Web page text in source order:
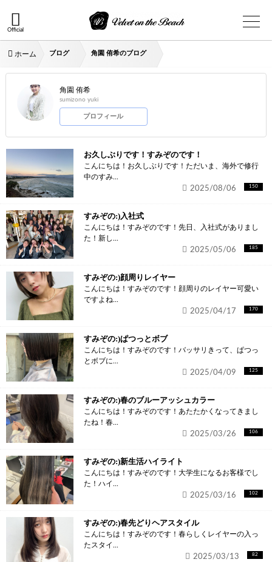
Official
ホーム ブログ 角園 侑希のブログ
角園 侑希
sumizono yuki
プロフィール
お久しぶりです！すみぞのです！
こんにちは！お久しぶりです！ただいま、海外で修行
中のすみ...
150
2025/08/06
すみぞの:)入社式
こんにちは！すみぞのです！先日、入社式がありまし
た！新し...
185
2025/05/06
すみぞの:)顔周りレイヤー
こんにちは！すみぞのです！顔周りのレイヤー可愛い
ですよね...
170
2025/04/17
すみぞの:)ぱつっとボブ
こんにちは！すみぞのです！バッサリきって、ぱつっ
とボブに...
125
2025/04/09
すみぞの:)春のブルーアッシュカラー
こんにちは！すみぞのです！あたたかくなってきまし
たね！春...
106
2025/03/26
すみぞの:)新生活ハイライト
こんにちは！すみぞのです！大学生になるお客様でし
た！ハイ...
102
2025/03/16
すみぞの:)春先どりヘアスタイル
こんにちは！すみぞのです！春らしくレイヤーの入っ
たスタイ...
82
2025/03/13